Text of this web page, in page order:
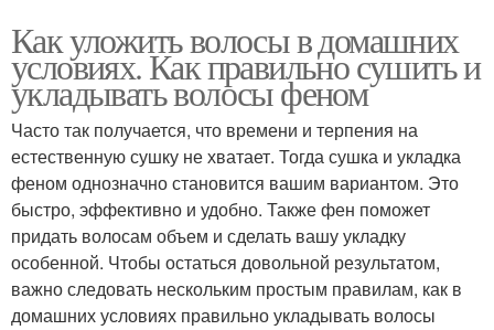
Как уложить волосы в домашних
условиях. Как правильно сушить и
укладывать волосы феном
Часто так получается, что времени и терпения на
естественную сушку не хватает. Тогда сушка и укладка
феном однозначно становится вашим вариантом. Это
быстро, эффективно и удобно. Также фен поможет
придать волосам объем и сделать вашу укладку
особенной. Чтобы остаться довольной результатом,
важно следовать нескольким простым правилам, как в
домашних условиях правильно укладывать волосы